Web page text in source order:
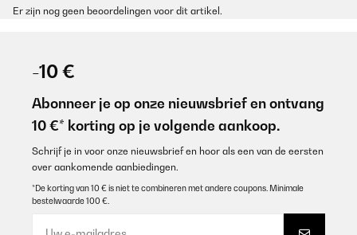
Er zijn nog geen beoordelingen voor dit artikel.
-10 €
Abonneer je op onze nieuwsbrief en ontvang
10 €* korting op je volgende aankoop.
Schrijf je in voor onze nieuwsbrief en hoor als een van de eersten
over aankomende aanbiedingen.
*De korting van 10 € is niet te combineren met andere coupons. Minimale
bestelwaarde 100 €.